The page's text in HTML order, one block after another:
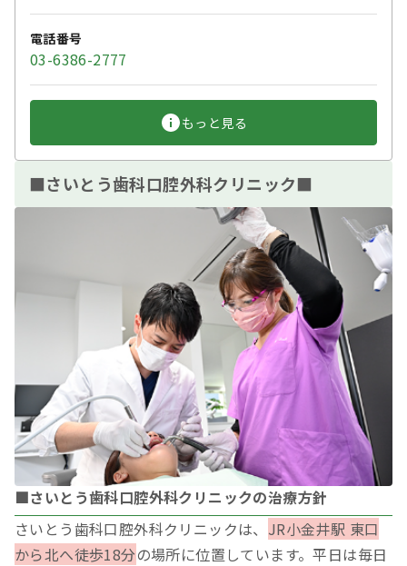
電話番号
03-6386-2777
もっと見る
■さいとう歯科口腔外科クリニック■
■さいとう歯科口腔外科クリニックの治療方針
さいとう歯科口腔外科クリニックは、 JR小金井駅 東口
から北へ徒歩18分の場所に位置しています。平日は毎日